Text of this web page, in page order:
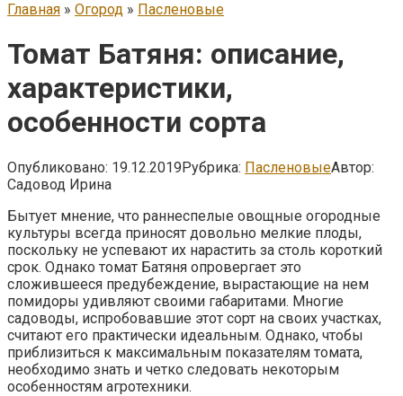
Главная » Огород » Пасленовые
Томат Батяня: описание,
характеристики,
особенности сорта
Опубликовано: 19.12.2019Рубрика: ПасленовыеАвтор:
Садовод Ирина
Бытует мнение, что раннеспелые овощные огородные
культуры всегда приносят довольно мелкие плоды,
поскольку не успевают их нарастить за столь короткий
срок. Однако томат Батяня опровергает это
сложившееся предубеждение, вырастающие на нем
помидоры удивляют своими габаритами. Многие
садоводы, испробовавшие этот сорт на своих участках,
считают его практически идеальным. Однако, чтобы
приблизиться к максимальным показателям томата,
необходимо знать и четко следовать некоторым
особенностям агротехники.